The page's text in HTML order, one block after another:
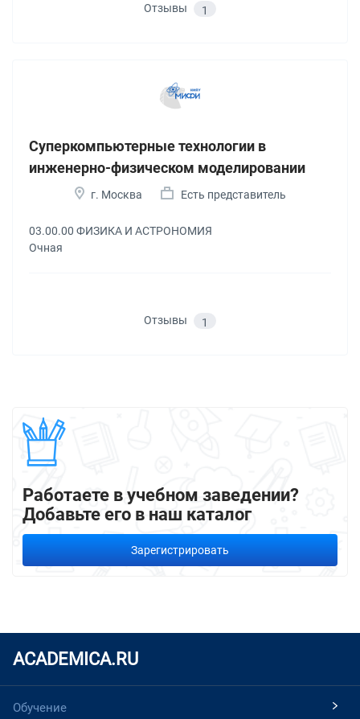
Отзывы 1
Суперкомпьютерные технологии в
инженерно-физическом моделировании
г. Москва Есть представитель
03.00.00 ФИЗИКА И АСТРОНОМИЯ
Очная
Отзывы 1
Работаете в учебном заведении?
Добавьте его в наш каталог
Зарегистрировать
ACADEMICA.RU
Обучение